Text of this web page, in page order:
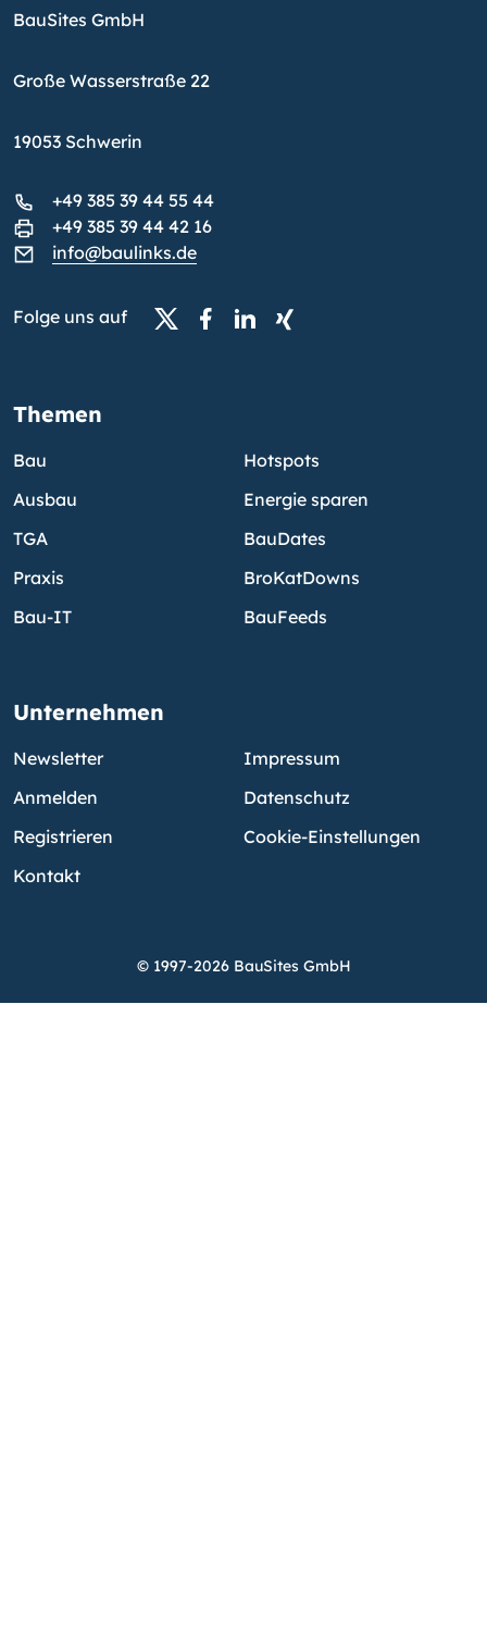
BauSites GmbH
Große Wasserstraße 22
19053 Schwerin
+49 385 39 44 55 44
+49 385 39 44 42 16
info@baulinks.de
Folge uns auf
Themen
Bau
Ausbau
TGA
Praxis
Bau-IT
Hotspots
Energie sparen
BauDates
BroKatDowns
BauFeeds
Unternehmen
Newsletter
Anmelden
Registrieren
Kontakt
Impressum
Datenschutz
Cookie-Einstellungen
© 1997-2026 BauSites GmbH